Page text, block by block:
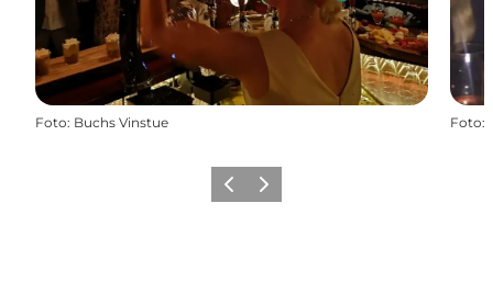
Foto: Buchs Vinstue Foto:
ZurückWeiter